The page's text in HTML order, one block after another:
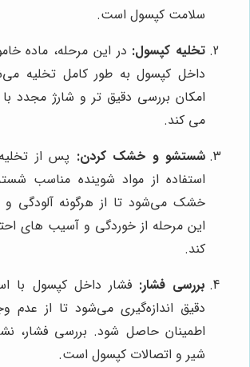
سلامت کپسول است.
تخلیه کپسول: در این مرحله، ماده
داخل کپسول به طور کامل تخلیه
امکان بررسی دقیق تر و شارژ مجدد با
می کند.
شستشو و خشک کردن: پس از
استفاده از مواد شوینده مناسب
خشک می‌شود تا از هرگونه آلودگی
این مرحله از خوردگی و آسیب های
کند.
بررسی فشار: فشار داخل کپسول با
دقیق اندازه‌گیری می‌شود تا از عدم
اطمینان حاصل شود. بررسی فشار،
شیر و اتصالات کپسول است.